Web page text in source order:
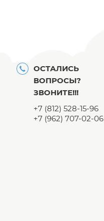
ОСТАЛИСЬ
ВОПРОСЫ?
ЗВОНИТЕ!!!
+7 (812) 528-15-96
+7 (962) 707-02-06